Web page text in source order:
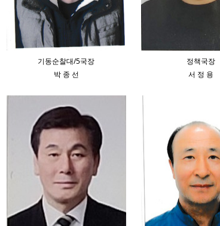
기동순찰대/5국장
정책국장
박 종 선 서 정 용